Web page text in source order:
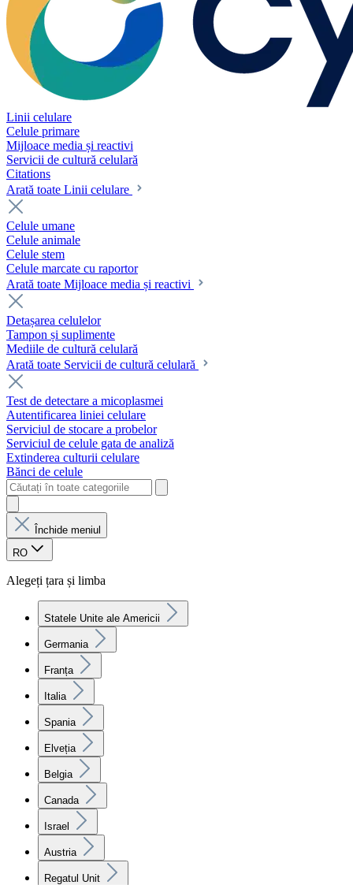
Linii celulare
Celule primare
Mijloace media și reactivi
Servicii de cultură celulară
Citations
Arată toate Linii celulare
Celule umane
Celule animale
Celule stem
Celule marcate cu raportor
Arată toate Mijloace media și reactivi
Detașarea celulelor
Tampon și suplimente
Mediile de cultură celulară
Arată toate Servicii de cultură celulară
Test de detectare a micoplasmei
Autentificarea liniei celulare
Serviciul de stocare a probelor
Serviciul de celule gata de analiză
Extinderea culturii celulare
Bănci de celule
Închide meniul
RO
Alegeți țara și limba
Statele Unite ale Americii
Germania
Franța
Italia
Spania
Elveția
Belgia
Canada
Israel
Austria
Regatul Unit